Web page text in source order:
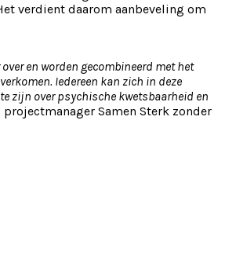
verdient daarom aanbeveling om
en worden gecombineerd met het
Iedereen kan zich in deze
zijn over psychische kwetsbaarheid en
projectmanager Samen Sterk zonder